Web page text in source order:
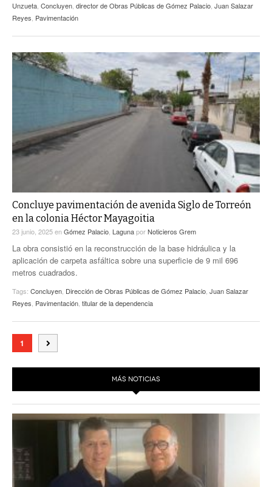
Unzueta, Concluyen, director de Obras Públicas de Gómez Palacio, Juan Salazar
Reyes, Pavimentación
Concluye pavimentación de avenida Siglo de Torreón
en la colonia Héctor Mayagoitia
23 junio, 2025enGómez Palacio LagunaporNoticieros Grem
La obra consistió en la reconstrucción de la base hidráulica y la
aplicación de carpeta asfáltica sobre una superficie de 9 mil 696
metros cuadrados.
Tags: Concluyen Dirección de Obras Públicas de Gómez Palacio Juan Salazar
Reyes Pavimentación titular de la dependencia
1
MÁS NOTICIAS